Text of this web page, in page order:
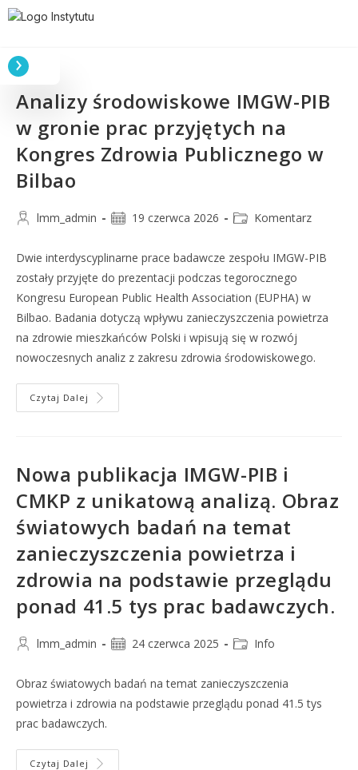
Analizy środowiskowe IMGW-PIB
w gronie prac przyjętych na
Kongres Zdrowia Publicznego w
Bilbao
lmm_admin 19 czerwca 2026 Komentarz
Dwie interdyscyplinarne prace badawcze zespołu IMGW-PIB
zostały przyjęte do prezentacji podczas tegorocznego
Kongresu European Public Health Association (EUPHA) w
Bilbao. Badania dotyczą wpływu zanieczyszczenia powietrza
na zdrowie mieszkańców Polski i wpisują się w rozwój
nowoczesnych analiz z zakresu zdrowia środowiskowego.
Czytaj Dalej
Nowa publikacja IMGW-PIB i
CMKP z unikatową analizą. Obraz
światowych badań na temat
zanieczyszczenia powietrza i
zdrowia na podstawie przeglądu
ponad 41.5 tys prac badawczych.
lmm_admin 24 czerwca 2025 Info
Obraz światowych badań na temat zanieczyszczenia
powietrza i zdrowia na podstawie przeglądu ponad 41.5 tys
prac badawczych.
Czytaj Dalej